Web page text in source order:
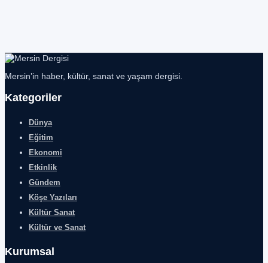
Mersin’in haber, kültür, sanat ve yaşam dergisi.
Kategoriler
Dünya
Eğitim
Ekonomi
Etkinlik
Gündem
Köşe Yazıları
Kültür Sanat
Kültür ve Sanat
Kurumsal